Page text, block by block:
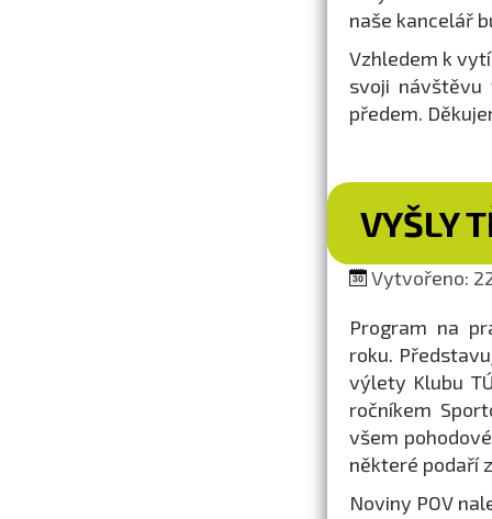
naše kancelář
Vzhledem k
svoji návštěvu
předem.
VYŠLY
Vytvořeno:
Program na
roku.
výlety Klubu
ročníkem
všem
některé podaří
Noviny POV